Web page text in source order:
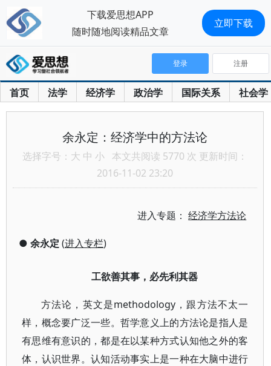
首页 法学 经济学 政治学 国际关系 社会学
登录 注册
余永定：经济学中的方法论
选择字号： 大 中 小 本文共阅读 5770 次 更新时间：
2016-11-02 23:20
进入专题：经济学方法论
● 余永定 (进入专栏)
工欲善其事，必先利其器
方法论，英文是methodology，跟方法不太一
样，概念要广泛一些。哲学意义上的方法论是指人是
有思维有意识的，都是在以某种方式认知他之外的客
体，认识世界。认知活动事实上是一种在大脑中进行
下载爱思想APP
随时随地阅读精品文章
立即下载